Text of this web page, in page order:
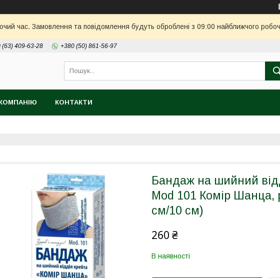
час. Замовлення та повідомлення будуть оброблені з 09:00 найближчого
(63) 409-63-28 +380 (50) 861-56-97
КОНТАКТИ
Бандаж на шийний
Mod 101 Комір Шанца,
см/10 см)
260 ₴
В наявності